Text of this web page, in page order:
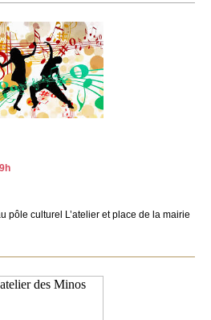
pôle culturel L’atelier et place de la mairie